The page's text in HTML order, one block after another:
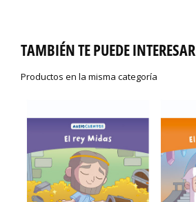
TAMBIÉN TE PUEDE INTERESAR
Productos en la misma categoría